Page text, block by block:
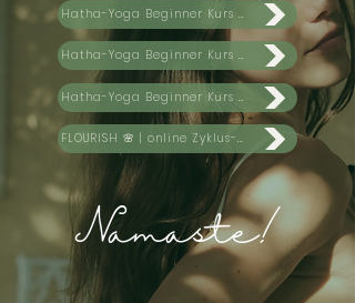
Hatha-Yoga Beginner Kurs 2023
Hatha-Yoga Beginner Kurs 2023
Hatha-Yoga Beginner Kurs 2023
FLOURISH 🌸 | online Zyklus-Kurs
Namaste!